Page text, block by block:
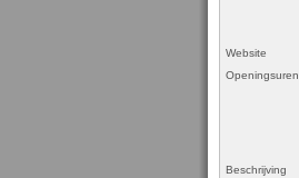
Website
Openingsuren
Beschrijving